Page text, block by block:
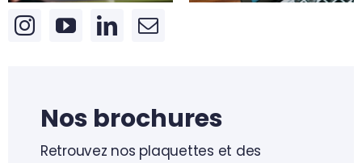
Nos brochures
Retrouvez nos plaquettes et des